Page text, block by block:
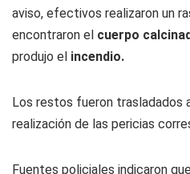
aviso, efectivos realizaron un
encontraron el cuerpo
produjo el incendio.
Los restos fueron trasladados
realización de las pericias
Fuentes policiales indicaron